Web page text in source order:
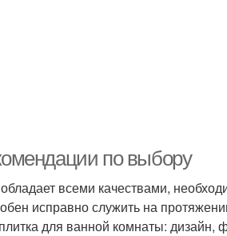
по выбору
всеми качествами,
исправно служить на
для ванной комнаты: дизайн,